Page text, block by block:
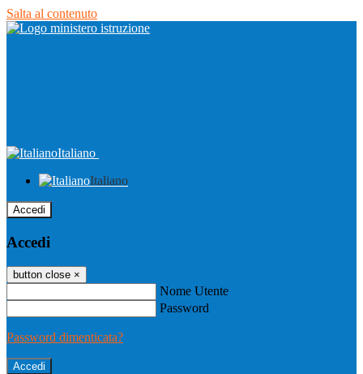
Salta al contenuto
Italiano
Italiano
Accedi
Accedi
button close ×
Nome Utente
Password
Password dimenticata?